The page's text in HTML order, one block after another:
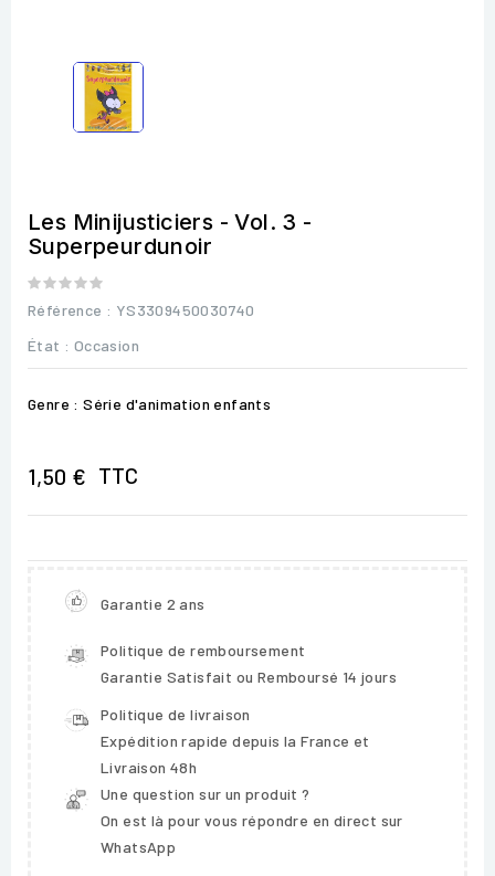
Les Minijusticiers - Vol. 3 -
Superpeurdunoir
Référence : YS3309450030740
État : Occasion
Genre : Série d'animation enfants
1,50 € TTC
Garantie 2 ans
Politique de remboursement
Garantie Satisfait ou Remboursé 14 jours
Politique de livraison
Expédition rapide depuis la France et
Livraison 48h
Une question sur un produit ?
On est là pour vous répondre en direct sur
WhatsApp